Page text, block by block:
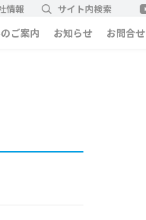
情報 サイト内検索
ご案内 お知らせ お問合せ